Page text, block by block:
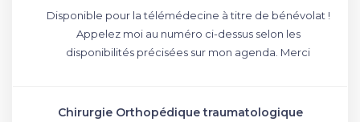
Disponible pour la télémédecine à titre de bénévolat !
Appelez moi au numéro ci-dessus selon les
disponibilités précisées sur mon agenda. Merci
Chirurgie Orthopédique traumatologique